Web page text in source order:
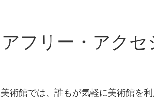
フリー・アクセ
術館では、誰もが気軽に美術館を